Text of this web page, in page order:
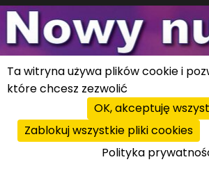
Słownik franczyzy i biznesu
Kontakt
Polityka cookies
© 2026 PROFIT system sp. z o.o. All
Ta witryna używa plików cookie i
które chcesz zezwolić
OK, akceptuję
Zablokuj wszystkie pliki cookies
Polityka